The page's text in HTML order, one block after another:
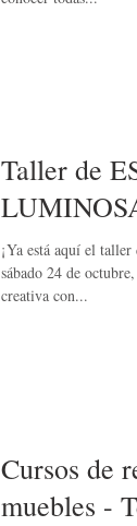
Taller de
¡Ya está aquí el
sábado 24 de
creativa con...
Cursos de